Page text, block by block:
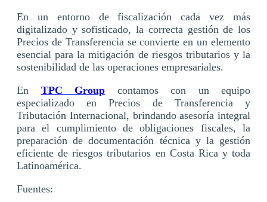
En un entorno de fiscalización cada vez más
digitalizado y sofisticado, la correcta gestión de los
Precios de Transferencia se convierte en un elemento
esencial para la mitigación de riesgos tributarios y la
sostenibilidad de las operaciones empresariales.
En TPC Group contamos con un equipo
especializado en Precios de Transferencia y
Tributación Internacional, brindando asesoría integral
para el cumplimiento de obligaciones fiscales, la
preparación de documentación técnica y la gestión
eficiente de riesgos tributarios en Costa Rica y toda
Latinoamérica.
Fuentes: